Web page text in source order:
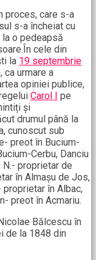
proces, care s-a
s-a încheiat cu
o pedeapsă
cele din
la 19 septembrie
ca urmare a
opiniei publice,
Carol I
pe
și
drumul până la
cunoscut sub
preot în Bucium-
Cerbu, Danciu
N.- proprietar de
în Almașu de Jos,
proprietar în Albac,
preot în Acmariu.
Bălcescu în
de la 1848 din